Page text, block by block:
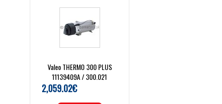
Valeo THERMO 300 PLUS
11139409A / 300.021
2,059.02€